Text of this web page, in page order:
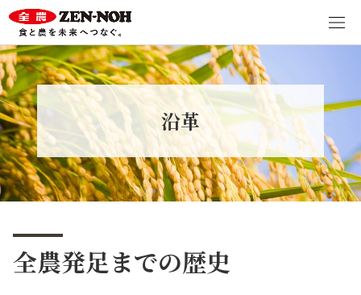
沿革
全農発足までの歴史